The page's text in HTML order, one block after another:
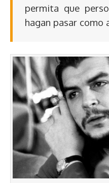
permita que
hagan pasar como